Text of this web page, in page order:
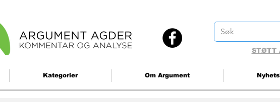
STØTT
Kategorier Om Argument